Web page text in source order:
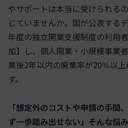
やサポートは本当に受けられる
じていませんか。国が公表する
年度の独立開業支援制度の利用
加】し、個人開業・小規模事業
業後2年以内の廃業率が20％以
す。
「想定外のコストや申請の手間
ず一歩踏み出せない」――そんな